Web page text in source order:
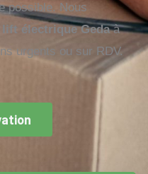
possible. Nous
lift électrique Gedaà
urgents ou sur RDV.